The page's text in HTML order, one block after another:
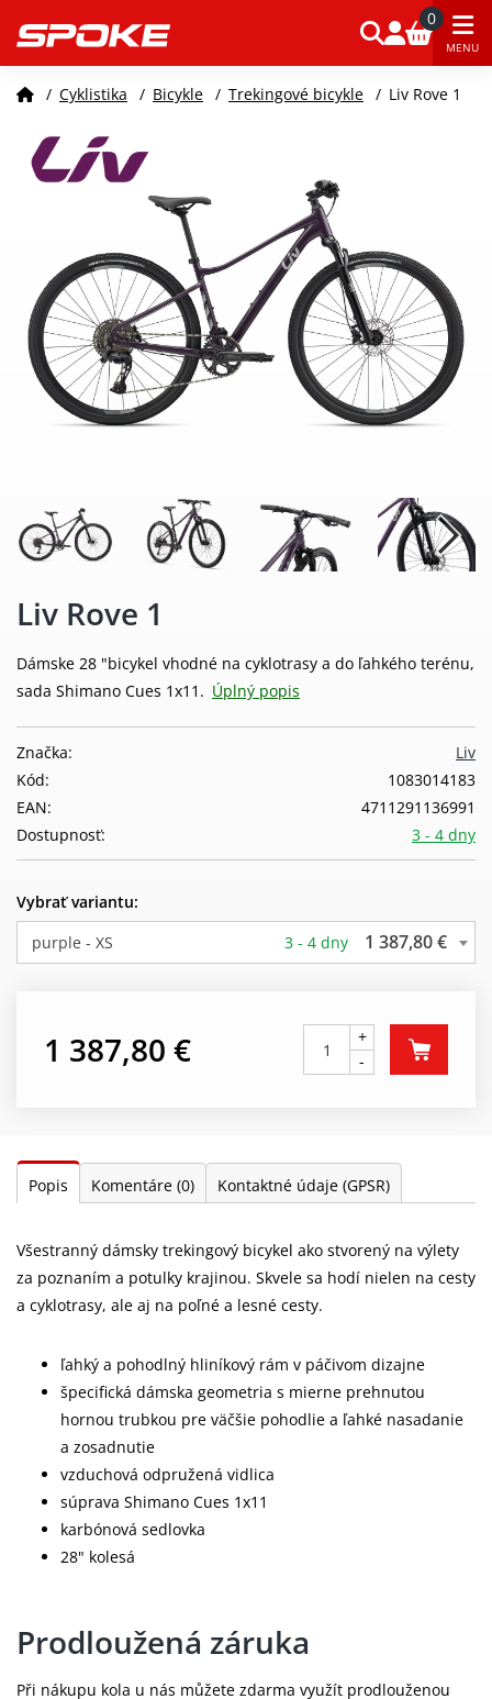
0
MENU
/ Cyklistika / Bicykle / Trekingové bicykle / Liv Rove 1
Liv Rove 1
Dámske 28 "bicykel vhodné na cyklotrasy a do ľahkého terénu,
sada Shimano Cues 1x11. Úplný popis
Liv
Značka:
1083014183
Kód:
4711291136991
EAN:
3 - 4 dny
Dostupnosť:
Vybrať variantu:
purple - XS
3 - 4 dny 1 387,80 €
1 387,80 €
+
-
Popis Komentáre (0) Kontaktné údaje (GPSR)
Všestranný dámsky trekingový bicykel ako stvorený na výlety
za poznaním a potulky krajinou. Skvele sa hodí nielen na cesty
a cyklotrasy, ale aj na poľné a lesné cesty.
ľahký a pohodlný hliníkový rám v páčivom dizajne
špecifická dámska geometria s mierne prehnutou
hornou trubkou pre väčšie pohodlie a ľahké nasadanie
a zosadnutie
vzduchová odpružená vidlica
súprava Shimano Cues 1x11
karbónová sedlovka
28" kolesá
Prodloužená záruka
Při nákupu kola u nás můžete zdarma využít prodlouženou